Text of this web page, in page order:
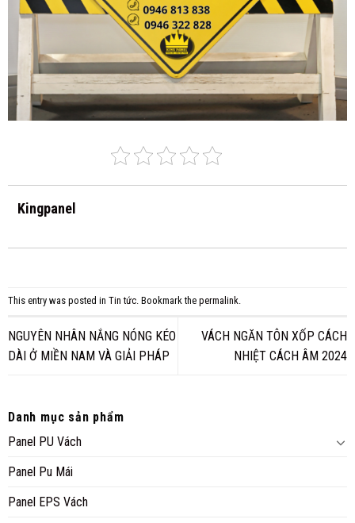
Kingpanel
This entry was posted in Tin tức. Bookmark the permalink.
NGUYÊN NHÂN NẮNG NÓNG KÉO
DÀI Ở MIỀN NAM VÀ GIẢI PHÁP
VÁCH NGĂN TÔN XỐP CÁCH
NHIỆT CÁCH ÂM 2024
Danh mục sản phẩm
Panel PU Vách
Panel Pu Mái
Panel EPS Vách